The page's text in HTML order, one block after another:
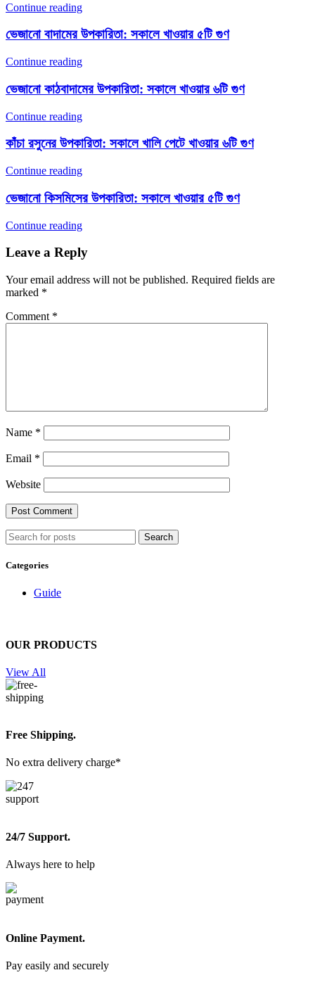
Continue reading
ভেজানো বাদামের উপকারিতা: সকালে খাওয়ার ৫টি গুণ
Continue reading
ভেজানো কাঠবাদামের উপকারিতা: সকালে খাওয়ার ৬টি গুণ
Continue reading
কাঁচা রসুনের উপকারিতা: সকালে খালি পেটে খাওয়ার ৬টি গুণ
Continue reading
ভেজানো কিসমিসের উপকারিতা: সকালে খাওয়ার ৫টি গুণ
Continue reading
Leave a Reply
Your email address will not be published. Required fields are
marked *
Comment *
Name *
Email *
Website
Search
Categories
Guide
OUR PRODUCTS
View All
Free Shipping.
No extra delivery charge*
24/7 Support.
Always here to help
Online Payment.
Pay easily and securely